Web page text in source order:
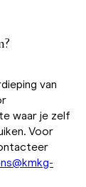
van
waar je zelf
Voor